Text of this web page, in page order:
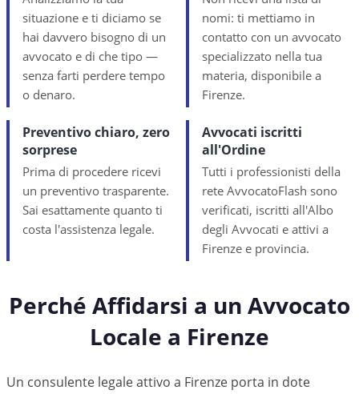
situazione e ti diciamo se
hai davvero bisogno di un
avvocato e di che tipo —
senza farti perdere tempo
o denaro.
nomi: ti mettiamo in
contatto con un avvocato
specializzato nella tua
materia, disponibile a
Firenze.
Preventivo chiaro, zero
sorprese
Prima di procedere ricevi
un preventivo trasparente.
Sai esattamente quanto ti
costa l'assistenza legale.
Avvocati iscritti
all'Ordine
Tutti i professionisti della
rete AvvocatoFlash sono
verificati, iscritti all'Albo
degli Avvocati e attivi a
Firenze e provincia.
Perché Affidarsi a un Avvocato
Locale a Firenze
Un consulente legale attivo a Firenze porta in dote